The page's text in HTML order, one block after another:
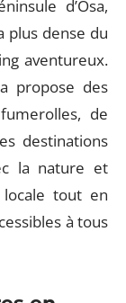
d’Osa,
plus dense du
aventureux.
propose des
de
destinations
la nature et
locale tout en
à tous